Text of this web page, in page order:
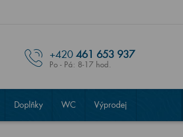
+420 461 653 937
Po - Pá: 8-17 hod.
Doplňky WC Výprodej